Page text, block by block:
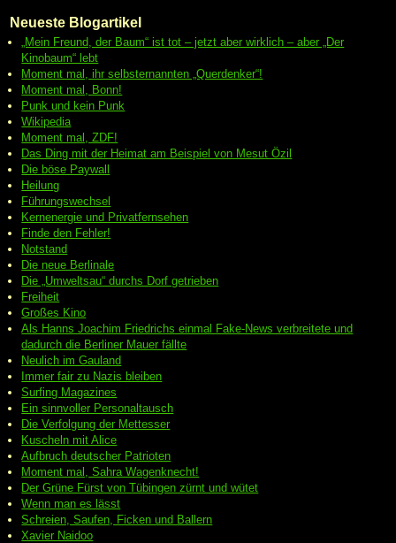
Neueste Blogartikel
„Mein Freund, der Baum“ ist tot – jetzt aber wirklich – aber „Der
Kinobaum“ lebt
Moment mal, ihr selbsternannten „Querdenker“!
Moment mal, Bonn!
Punk und kein Punk
Wikipedia
Moment mal, ZDF!
Das Ding mit der Heimat am Beispiel von Mesut Özil
Die böse Paywall
Heilung
Führungswechsel
Kernenergie und Privatfernsehen
Finde den Fehler!
Notstand
Die neue Berlinale
Die „Umweltsau“ durchs Dorf getrieben
Freiheit
Großes Kino
Als Hanns Joachim Friedrichs einmal Fake-News verbreitete und
dadurch die Berliner Mauer fällte
Neulich im Gauland
Immer fair zu Nazis bleiben
Surfing Magazines
Ein sinnvoller Personaltausch
Die Verfolgung der Mettesser
Kuscheln mit Alice
Aufbruch deutscher Patrioten
Moment mal, Sahra Wagenknecht!
Der Grüne Fürst von Tübingen zürnt und wütet
Wenn man es lässt
Schreien, Saufen, Ficken und Ballern
Xavier Naidoo